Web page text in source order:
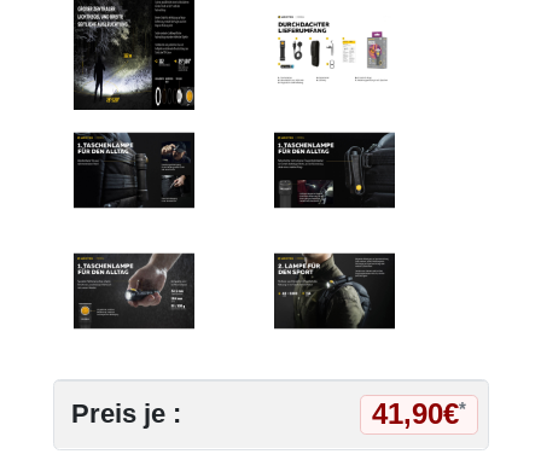
Preis je : 41,90€*